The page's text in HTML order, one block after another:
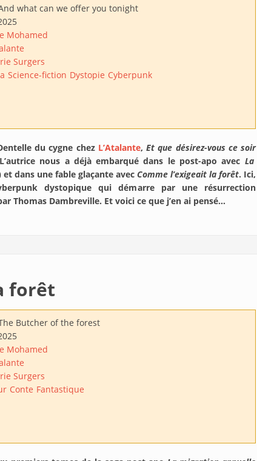
what can we offer you tonight
Mohamed
Surgers
Science-fiction Dystopie Cyberpunk
du cygne chez L’Atalante,Et que désirez-vous ce soir
nous a déjà embarqué dans le post-apo avec La
et dans une fable glaçante avec Comme l’exigeait la forêt. Ici,
dystopique qui démarre par une résurrection
Thomas Dambreville. Et voici ce que j’en ai pensé…
forêt
Butcher of the forest
Mohamed
Surgers
Conte Fantastique